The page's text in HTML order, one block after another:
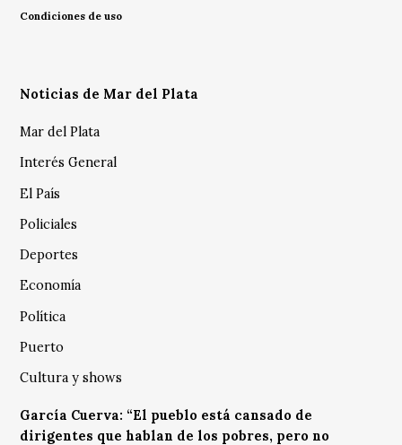
Condiciones de uso
Noticias de Mar del Plata
Mar del Plata
Interés General
El País
Policiales
Deportes
Economía
Política
Puerto
Cultura y shows
García Cuerva: “El pueblo está cansado de
dirigentes que hablan de los pobres, pero no